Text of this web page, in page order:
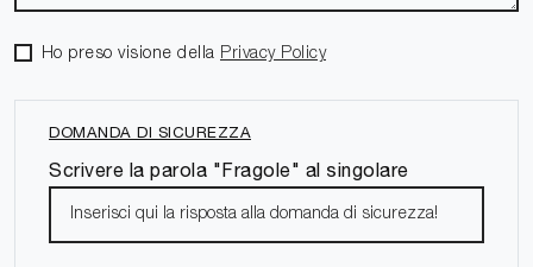
Ho preso visione della Privacy Policy
DOMANDA DI SICUREZZA
Scrivere la parola "Fragole" al singolare